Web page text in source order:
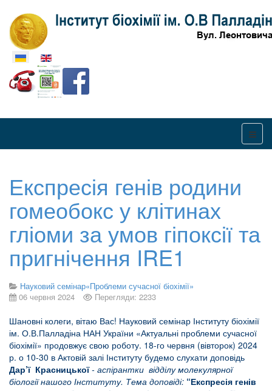
Оберіть свою мову
Експресія генів родини
гомеобокс у клітинах
гліоми за умов гіпоксії та
пригнічення IRE1
Науковий семінар«Проблеми сучасної біохімії»
06 червня 2024
Перегляди: 2233
Шановні колеги, вітаю Вас! Науковий семінар Інституту біохімії
ім. О.В.Палладіна НАН України «Актуальні проблеми сучасної
біохімії» продовжує свою роботу. 18-го червня (вівторок) 2024
р. о 10-30 в Актовій залі Інституту будемо слухати доповідь
Дар’ї Красницької- аспірантки відділу молекулярної
біології нашого Інституту. Тема доповіді: “Експресія генів